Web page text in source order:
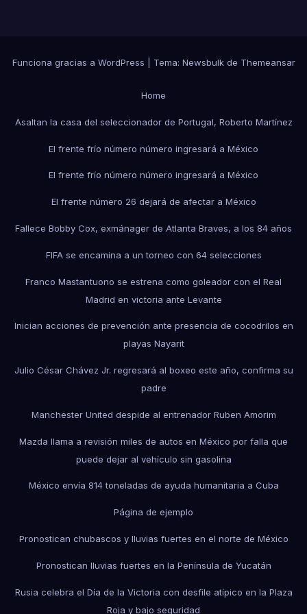
Funciona gracias a WordPress Tema: Newsbulkde Themeansar
Home
Asaltan la casa del seleccionador de Portugal, Roberto Martínez
El frente frío número número ingresará a México
El frente frío número número ingresará a México
El frente número 26 dejará de afectar a México
Fallece Bobby Cox, exmánager de Atlanta Braves, a los 84 años
FIFA se encamina a un torneo con 64 selecciones
Franco Mastantuono se estrena como goleador con el Real
Madrid en victoria ante Levante
Inician acciones de prevención ante presencia de cocodrilos en
playas Nayarit
Julio César Chávez Jr. regresará al boxeo este año, confirma su
padre
Manchester United despide al entrenador Ruben Amorim
Mazda llama a revisión miles de autos en México por falla que
puede dejar al vehículo sin gasolina
México envía 814 toneladas de ayuda humanitaria a Cuba
Página de ejemplo
Pronostican chubascos y lluvias fuertes en el norte de México
Pronostican lluvias fuertes en la Península de Yucatán
Rusia celebra el Día de la Victoria con desfile atípico en la Plaza
Roja y bajo seguridad